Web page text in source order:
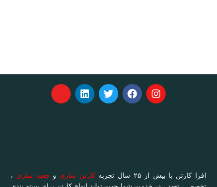
افرا کارتن با بیش از ۲۵ سال تجربه کارتن سازی و جعبه سازی ،